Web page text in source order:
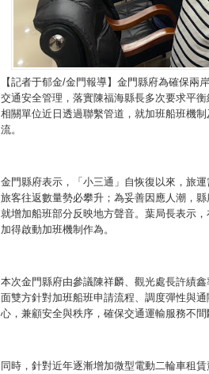
【記者于郁金/金門報導】金門縣府為確保兩
交通安全管理，落實陳福海縣長多次要求平
相關單位近日透過聯繫管道，就加班船班機
流。
金門縣府表示，「小三通」自恢復以來，旅
旅客往返數量勢必攀升；為妥善因應人潮，
就增加船班部分反映地方聲音。葉局長表示
加得啟動加班機制作為。
本次金門縣府由參議陳祥麟、觀光處長許績
面雙方針對加班船班申請流程、調度彈性與
心，兼顧安全與秩序，確保交通運輸服務不間
同時，針對近年逐漸增加微型電動二輪車租